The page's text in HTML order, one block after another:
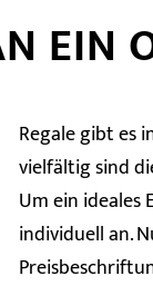
EIN
Regale gibt es
vielfältig sind
Um ein ideales
individuell an.